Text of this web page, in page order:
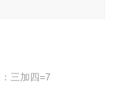
三加四=7